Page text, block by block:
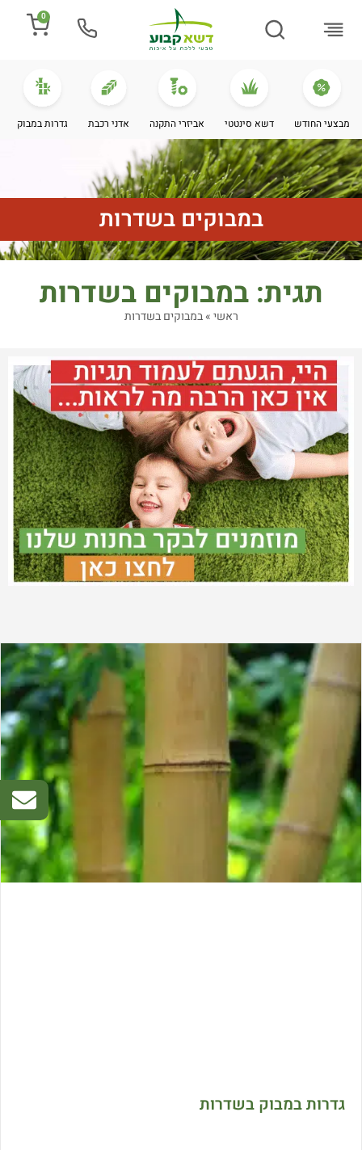
0
מבצעי החודש דשא סינטטי אביזרי התקנה אדני רכבת גדרות במבוק
במבוקים בשדרות
תגית: במבוקים בשדרות
ראשי»במבוקים בשדרות
גדרות במבוק בשדרות